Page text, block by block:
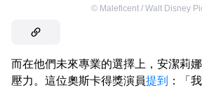
© Maleficent / Walt Disney
而在他們未來專業的選擇上，安潔莉
壓力。這位奧斯卡得獎演員提到
：「